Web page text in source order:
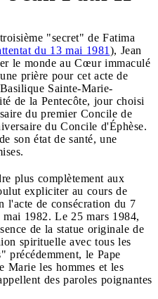
"secret" de Fatima
du 13 mai 1981 ), Jean
le monde au Cœur immaculé
prière pour cet acte de
Sainte-Marie-
de la Pentecôte, jour choisi
du premier Concile de
du Concile d'Éphèse.
son état de santé, une
plus complètement aux
expliciter au cours de
l'acte de consécration du 7
1982. Le 25 mars 1984,
de la statue originale de
spirituelle avec tous les
précédemment, le Pape
Marie les hommes et les
des paroles poignantes